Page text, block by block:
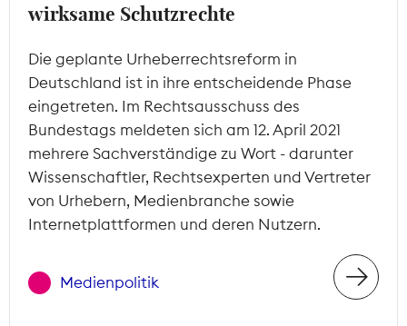
wirksame Schutzrechte
Die geplante Urheberrechtsreform in
Deutschland ist in ihre entscheidende Phase
eingetreten. Im Rechtsausschuss des
Bundestags meldeten sich am 12. April 2021
mehrere Sachverständige zu Wort - darunter
Wissenschaftler, Rechtsexperten und Vertreter
von Urhebern, Medienbranche sowie
Internetplattformen und deren Nutzern.
Medienpolitik